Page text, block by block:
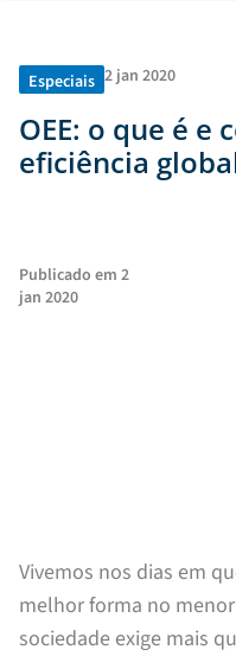
Especiais 2 jan 2020
OEE: o que é e
eficiência
Publicado em 2
jan 2020
Vivemos nos dias em
melhor forma no
sociedade exige mais